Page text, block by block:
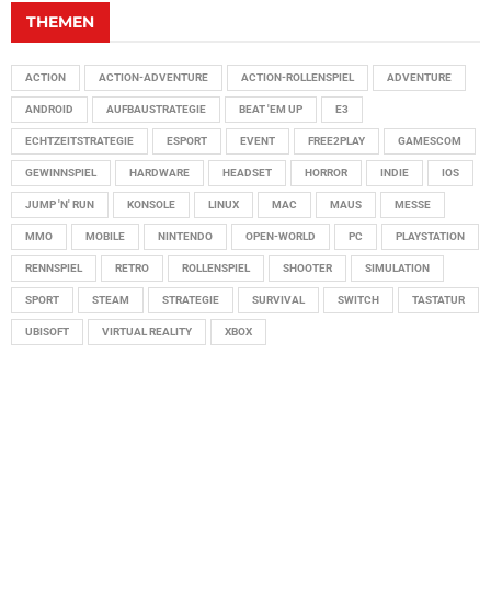
THEMEN
ACTION ACTION-ADVENTURE ACTION-ROLLENSPIEL ADVENTURE
ANDROID AUFBAUSTRATEGIE BEAT 'EM UP E3
ECHTZEITSTRATEGIE ESPORT EVENT FREE2PLAY GAMESCOM
GEWINNSPIEL HARDWARE HEADSET HORROR INDIE IOS
JUMP 'N' RUN KONSOLE LINUX MAC MAUS MESSE
MMO MOBILE NINTENDO OPEN-WORLD PC PLAYSTATION
RENNSPIEL RETRO ROLLENSPIEL SHOOTER SIMULATION
SPORT STEAM STRATEGIE SURVIVAL SWITCH TASTATUR
UBISOFT VIRTUAL REALITY XBOX